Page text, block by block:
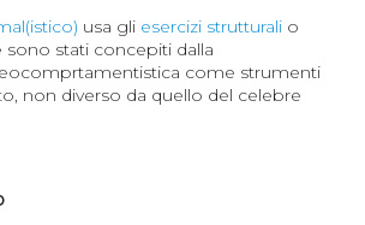
usa gli esercizi strutturalio
stati concepiti dalla
come strumenti
non diverso da quello del celebre